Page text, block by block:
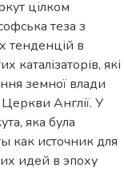
цілком
теза з
тенденцій в
каталізаторів, які
земної влади
Англії. У
яка була
как источник для
идей в эпоху